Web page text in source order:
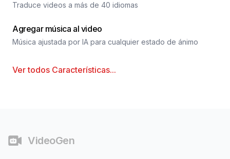
Traduce videos a más de 40 idiomas
Agregar música al video
Música ajustada por IA para cualquier estado de ánimo
Ver todos Características...
VideoGen